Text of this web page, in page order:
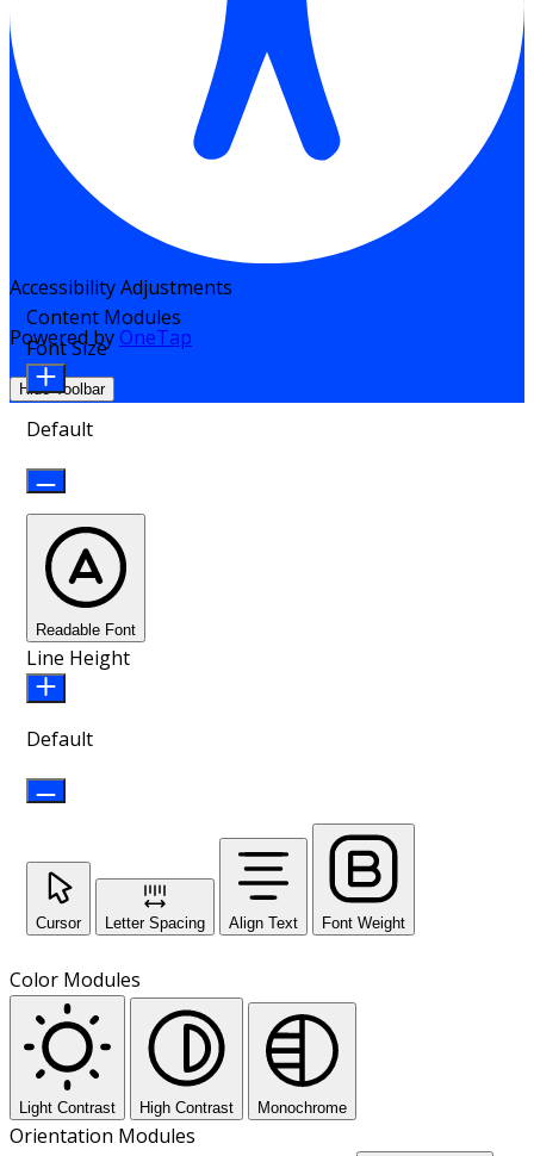
Accessibility Adjustments
Powered by OneTap
Hide Toolbar
Content Modules
Font Size
Default
Readable Font
Line Height
Default
Cursor Letter Spacing Align Text Font Weight
Color Modules
Light Contrast High Contrast Monochrome
Orientation Modules